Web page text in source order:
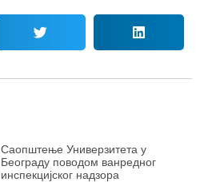
Саопштење Универзитета у
Београду поводом ванредног
инспекцијског надзора